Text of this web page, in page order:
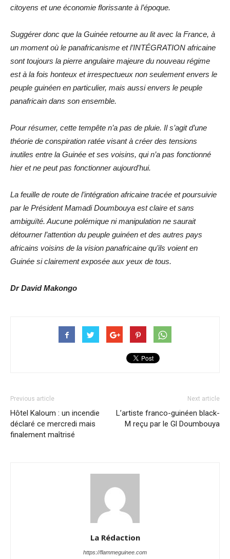
citoyens et une économie florissante à l’époque.
Suggérer donc que la Guinée retourne au lit avec la France, à
un moment où le panafricanisme et l’INTÉGRATION africaine
sont toujours la pierre angulaire majeure du nouveau régime
est à la fois honteux et irrespectueux non seulement envers le
peuple guinéen en particulier, mais aussi envers le peuple
panafricain dans son ensemble.
Pour résumer, cette tempête n’a pas de pluie. Il s’agit d’une
théorie de conspiration ratée visant à créer des tensions
inutiles entre la Guinée et ses voisins, qui n’a pas fonctionné
hier et ne peut pas fonctionner aujourd’hui.
La feuille de route de l’intégration africaine tracée et poursuivie
par le Président Mamadi Doumbouya est claire et sans
ambiguïté. Aucune polémique ni manipulation ne saurait
détourner l’attention du peuple guinéen et des autres pays
africains voisins de la vision panafricaine qu’ils voient en
Guinée si clairement exposée aux yeux de tous.
Dr David Makongo
Previous article
Hôtel Kaloum : un incendie
déclaré ce mercredi mais
finalement maîtrisé
Next article
L’artiste franco-guinéen black-
M reçu par le Gl Doumbouya
La Rédaction
https://flammeguinee.com